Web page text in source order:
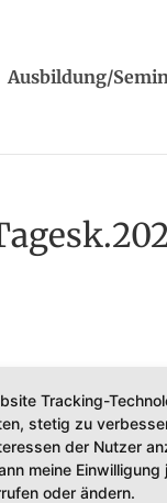
Ausbildung/
Tracking-
stetig zu
der Nutzer
meine
oder ändern.